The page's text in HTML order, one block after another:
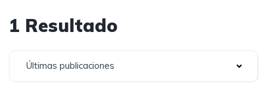
1 Resultado
Últimas publicaciones